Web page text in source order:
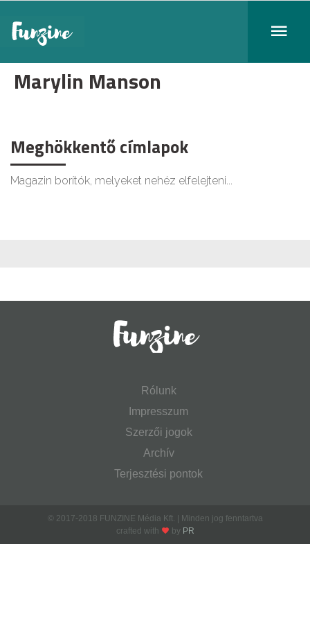
Marylin Manson
Meghökkentő címlapok
Magazin borítók, melyeket nehéz elfelejteni...
Rólunk
Impresszum
Szerzői jogok
Archív
Terjesztési pontok
© 2017-2018 FUNZINE Média Kft. | Minden jog fenntartva
crafted with
by PR